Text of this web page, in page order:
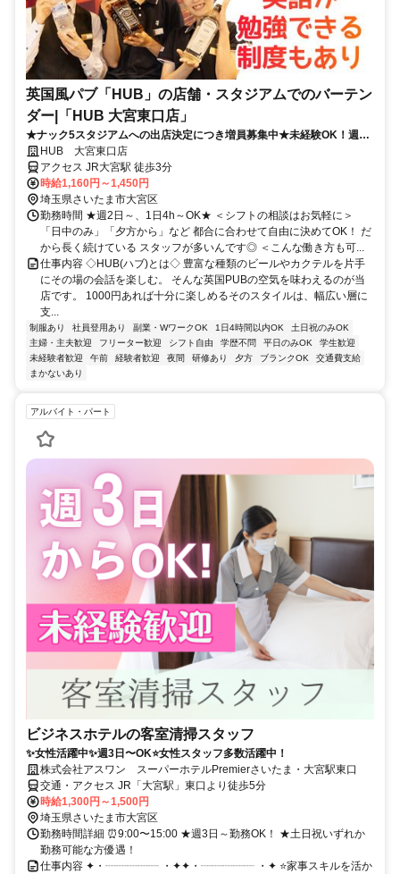
英国風パブ「HUB」の店舗・スタジアムでのバーテン
ダー|「HUB 大宮東口店」
★ナック5スタジアムへの出店決定につき増員募集中★未経験OK！週2
日・1日4時間～OK！髪型髪色自由！英語を活かして語学力UP！
HUB 大宮東口店
アクセス JR大宮駅 徒歩3分
時給1,160円～1,450円
埼玉県さいたま市大宮区
勤務時間 ★週2日～、1日4h～OK★ ＜シフトの相談はお気軽に＞
「日中のみ」「夕方から」など 都合に合わせて自由に決めてOK！ だ
から長く続けている スタッフが多いんです◎ ＜こんな働き方も可...
仕事内容 ◇HUB(ハブ)とは◇ 豊富な種類のビールやカクテルを片手
にその場の会話を楽しむ。 そんな英国PUBの空気を味わえるのが当
店です。 1000円あれば十分に楽しめるそのスタイルは、幅広い層に
支...
制服あり 社員登用あり 副業・WワークOK 1日4時間以内OK
土日祝のみOK
主婦・主夫歓迎
フリーター歓迎 シフト自由 学歴不問 平日のみOK
学生歓迎
未経験者歓迎
午前 経験者歓迎 夜間 研修あり 夕方 ブランクOK
交通費支給
まかないあり
アルバイト・パート
ビジネスホテルの客室清掃スタッフ
✨女性活躍中✨週3日〜OK⭐女性スタッフ多数活躍中！
株式会社アスワン スーパーホテルPremierさいたま・大宮駅東口
交通・アクセス JR「大宮駅」東口より徒歩5分
時給1,300円～1,500円
埼玉県さいたま市大宮区
勤務時間詳細 ⏰9:00〜15:00 ★週3日～勤務OK！ ★土日祝いずれか
勤務可能な方優遇！
仕事内容 ✦・┈┈┈┈┈ ・✦✦・┈┈┈┈┈ ・✦ ⭐家事スキルを活か